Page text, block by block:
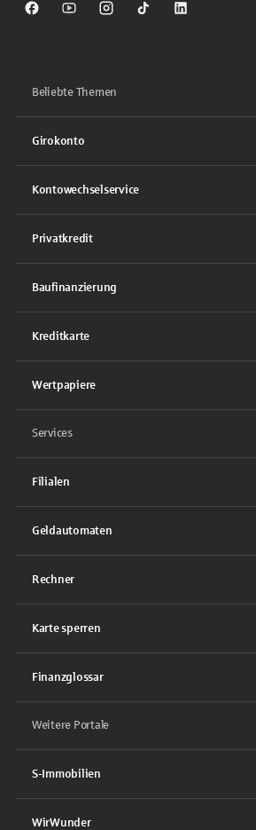
Sparkasse auf Facebook
Sparkasse auf Youtube
Sparkasse auf Instagram
Sparkasse auf TikTok
Sparkasse
Beliebte Themen
Girokonto
Kontowechselservice
Privatkredit
Baufinanzierung
Kreditkarte
Wertpapiere
Services
Filialen
Geldautomaten
Rechner
Karte sperren
Finanzglossar
Weitere Portale
S-Immobilien
WirWunder